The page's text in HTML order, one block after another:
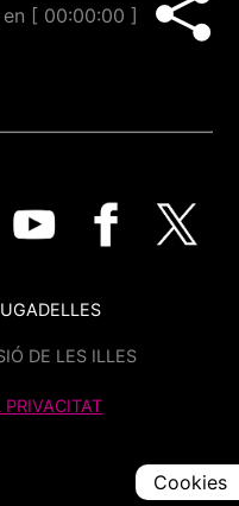
en [ 00:00:00 ]
DE LES ILLES
PRIVACITAT
Cookies